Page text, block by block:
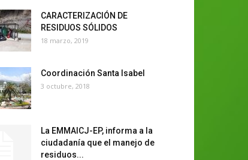
CARACTERIZACIÓN DE
RESIDUOS SÓLIDOS
18 marzo, 2019
Coordinación Santa Isabel
3 octubre, 2018
La EMMAICJ-EP, informa a la
ciudadanía que el manejo de
residuos...